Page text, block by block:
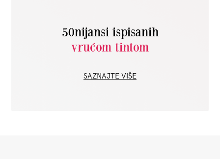
50nijansi ispisanih
vrućom tintom
SAZNAJTE VIŠE